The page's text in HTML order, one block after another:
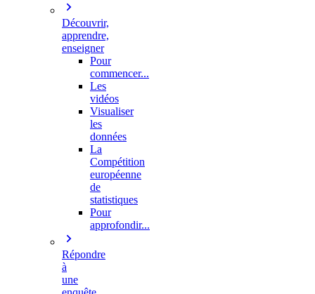
Découvrir,
apprendre,
enseigner
Pour
commencer...
Les
vidéos
Visualiser
les
données
La
Compétition
européenne
de
statistiques
Pour
approfondir...
Répondre
à
une